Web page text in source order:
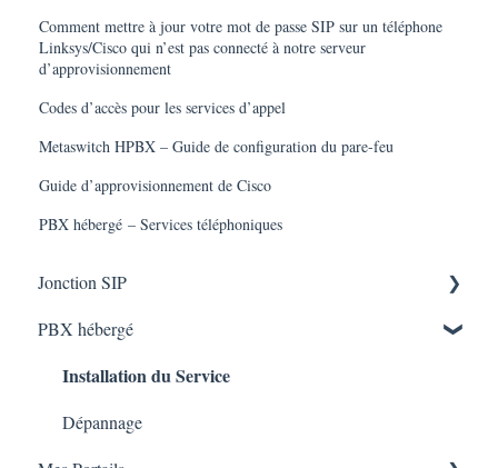
Comment mettre à jour votre mot de passe SIP sur un téléphone
Linksys/Cisco qui n’est pas connecté à notre serveur
d’approvisionnement
Codes d’accès pour les services d’appel
Metaswitch HPBX – Guide de configuration du pare-feu
Guide d’approvisionnement de Cisco
PBX hébergé – Services téléphoniques
Jonction SIP
Installation du Service
Dépannage
PBX hébergé
Installation du Service
Dépannage